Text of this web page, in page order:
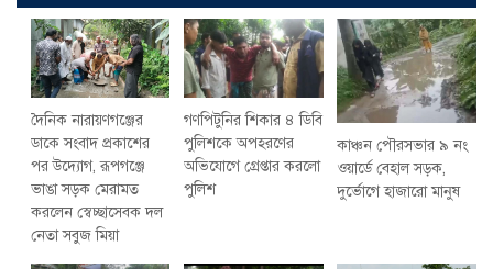
দৈনিক নারায়ণগঞ্জের
ডাকে সংবাদ প্রকাশের
পর উদ্যোগ, রূপগঞ্জে
ভাঙা সড়ক মেরামত
করলেন স্বেচ্ছাসেবক দল
নেতা সবুজ মিয়া
গণপিটুনির শিকার ৪ ডিবি
পুলিশকে অপহরণের
অভিযোগে গ্রেপ্তার করলো
পুলিশ
কাঞ্চন পৌরসভার ৯ নং
ওয়ার্ডে বেহাল সড়ক,
দুর্ভোগে হাজারো মানুষ